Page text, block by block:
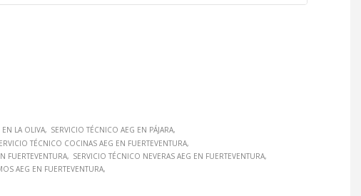
LA OLIVA
SERVICIO TÉCNICO AEG EN PÁJARA
TÉCNICO COCINAS AEG EN FUERTEVENTURA
FUERTEVENTURA
SERVICIO TÉCNICO NEVERAS AEG EN FUERTEVENTURA
AEG EN FUERTEVENTURA